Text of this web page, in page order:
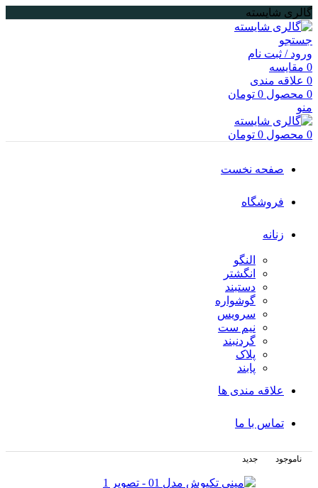
گالری شایسته
جستجو
ورود / ثبت نام
0 مقایسه
0 علاقه مندی
0 محصول 0 تومان
منو
0 محصول 0 تومان
صفحه نخست
فروشگاه
زنانه
النگو
انگشتر
دستبند
گوشواره
سرویس
نیم ست
گردنبند
پلاک
پابند
علاقه مندی ها
تماس با ما
ناموجود جدید